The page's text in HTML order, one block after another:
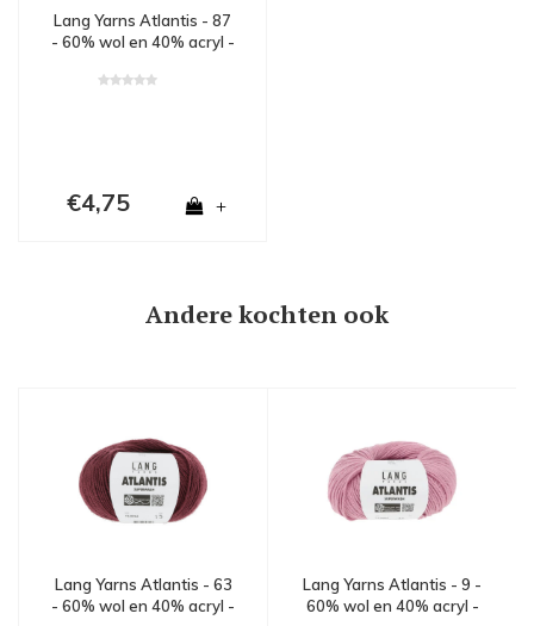
Lang Yarns Atlantis - 87
- 60% wol en 40% acryl -
€4,75 +
Andere kochten ook
Lang Yarns Atlantis - 63
- 60% wol en 40% acryl -
Lang Yarns Atlantis - 9 -
60% wol en 40% acryl -